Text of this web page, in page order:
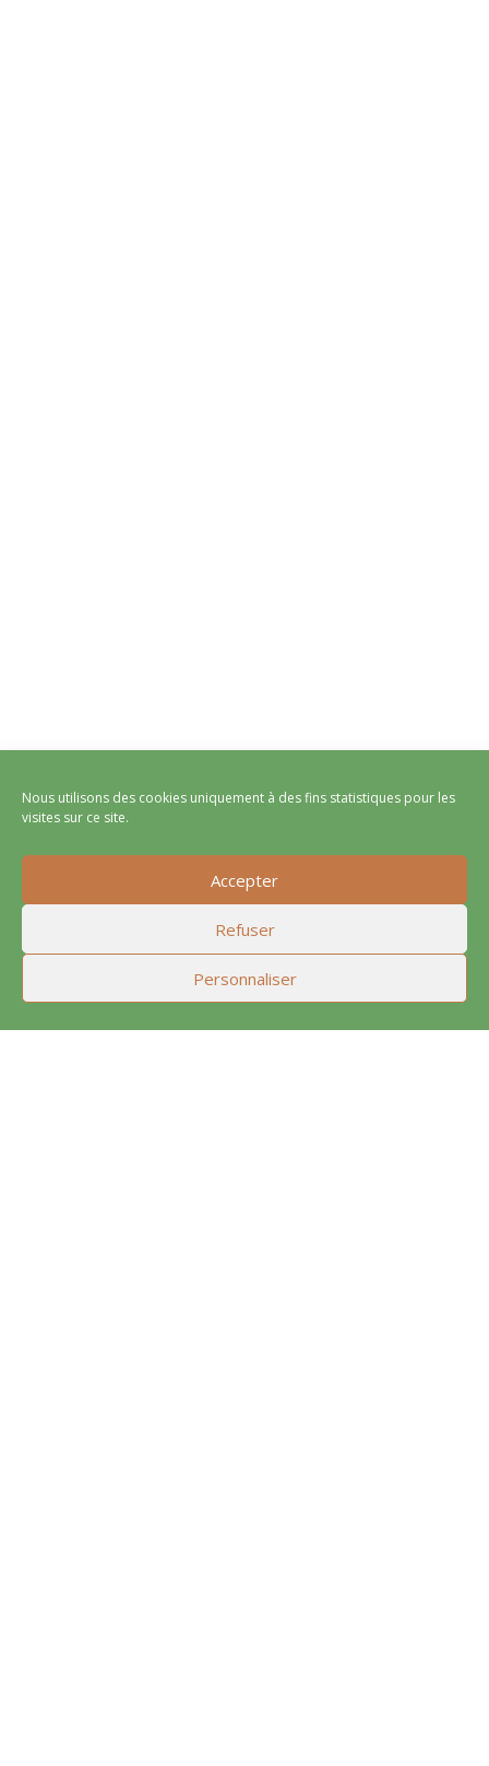
Nous utilisons des cookies uniquement à des fins statistiques pour les
visites sur ce site.
Accepter
Refuser
Personnaliser